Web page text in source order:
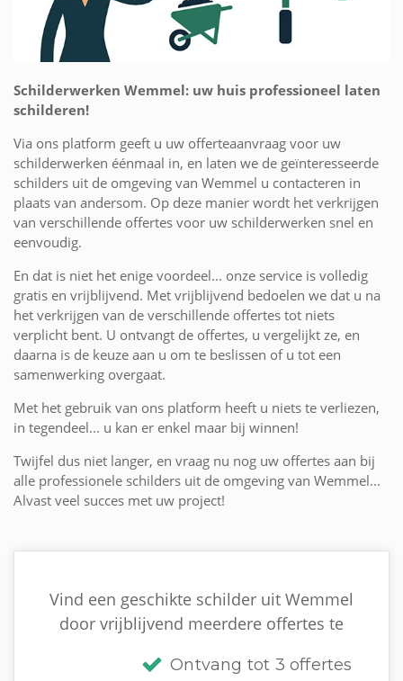
Schilderwerken Wemmel: uw huis professioneel laten
schilderen!
Via ons platform geeft u uw offerteaanvraag voor uw
schilderwerken éénmaal in, en laten we de geïnteresseerde
schilders uit de omgeving van Wemmel u contacteren in
plaats van andersom. Op deze manier wordt het verkrijgen
van verschillende offertes voor uw schilderwerken snel en
eenvoudig.
En dat is niet het enige voordeel... onze service is volledig
gratis en vrijblijvend. Met vrijblijvend bedoelen we dat u na
het verkrijgen van de verschillende offertes tot niets
verplicht bent. U ontvangt de offertes, u vergelijkt ze, en
daarna is de keuze aan u om te beslissen of u tot een
samenwerking overgaat.
Met het gebruik van ons platform heeft u niets te verliezen,
in tegendeel... u kan er enkel maar bij winnen!
Twijfel dus niet langer, en vraag nu nog uw offertes aan bij
alle professionele schilders uit de omgeving van Wemmel...
Alvast veel succes met uw project!
Vind een geschikte schilder uit Wemmel
door vrijblijvend meerdere offertes te
Ontvang tot 3 offertes